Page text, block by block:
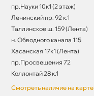
пр.Науки 10к1 (2 этаж)
Ленинский пр. 92 к.1
Таллинское ш. 159 (Лента)
н. Обводного канала 115
Хасанская 17к1 (Лента)
пр.Просвещения 72
Коллонтай 28 к.1
Смотреть наличие на карте